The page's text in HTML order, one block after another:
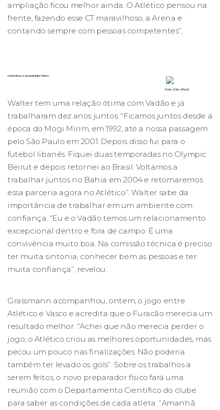
ampliação ficou melhor ainda. O Atlético pensou na
frente, fazendo esse CT maravilhoso, a Arena e
contando sempre com pessoas competentes”,
Foto: Site oficial
comentou o preparador físico.
Walter tem uma relação ótima com Vadão e já
trabalharam dez anos juntos. “Ficamos juntos desde a
época do Mogi Mirim, em 1992, até a nossa passagem
pelo São Paulo em 2001. Depois disso fui para o
futebol libanês. Fiquei duas temporadas no Olympic
Beirut e depois retornei ao Brasil. Voltamos a
trabalhar juntos no Bahia em 2004 e retomaremos
essa parceria agora no Atlético”. Walter sabe da
importância de trabalhar em um ambiente com
confiança. “Eu e o Vadão temos um relacionamento
excepcional dentro e fora de campo. É uma
convivência muito boa. Na comissão técnica é preciso
ter muita sintonia, conhecer bem as pessoas e ter
muita confiança”, revelou.
Grassmann acompanhou, ontem, o jogo entre
Atlético e Vasco e acredita que o Furacão merecia um
resultado melhor. “Achei que não merecia perder o
jogo, o Atlético criou as melhores oportunidades, mas
pecou um pouco nas finalizações. Não poderia
também ter levado os gols”. Sobre os trabalhos a
serem feitos, o novo preparador físico fará uma
reunião com o Departamento Científico do clube
para saber as condições de cada atleta. “Amanhã